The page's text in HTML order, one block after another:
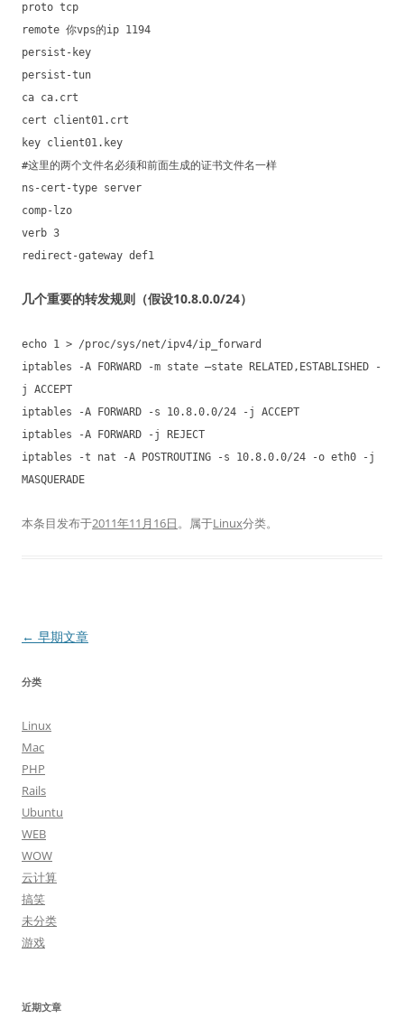
proto tcp
remote 你vps的ip 1194
persist-key
persist-tun
ca ca.crt
cert client01.crt
key client01.key
#这里的两个文件名必须和前面生成的证书文件名一样
ns-cert-type server
comp-lzo
verb 3
redirect-gateway def1
几个重要的转发规则（假设10.8.0.0/24）
echo 1 > /proc/sys/net/ipv4/ip_forward
iptables -A FORWARD -m state –state RELATED,ESTABLISHED -
j ACCEPT
iptables -A FORWARD -s 10.8.0.0/24 -j ACCEPT
iptables -A FORWARD -j REJECT
iptables -t nat -A POSTROUTING -s 10.8.0.0/24 -o eth0 -j
MASQUERADE
本条目发布于2011年11月16日。属于Linux分类。
文
导
← 早期文章
分类
Linux
Mac
PHP
Rails
Ubuntu
WEB
WOW
云计算
搞笑
未分类
游戏
近期文章